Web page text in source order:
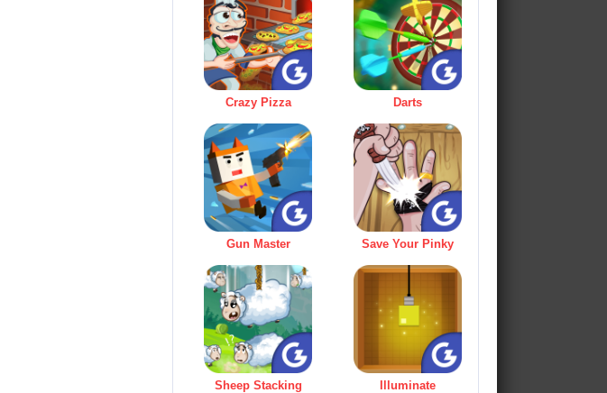
Crazy Pizza Darts
Gun Master Save Your Pinky
Sheep Stacking Illuminate